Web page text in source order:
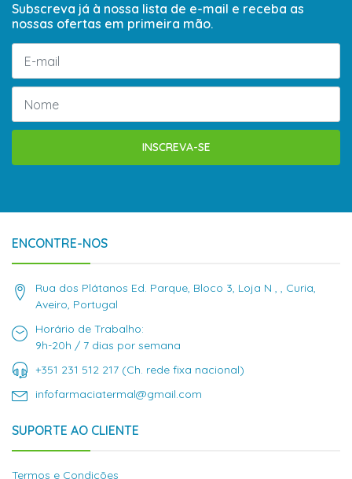
Subscreva já à nossa lista de e-mail e receba as
nossas ofertas em primeira mão.
INSCREVA-SE
ENCONTRE-NOS
Rua dos Plátanos Ed. Parque, Bloco 3, Loja N , , Curia,
Aveiro, Portugal
Horário de Trabalho:
9h-20h / 7 dias por semana
+351 231 512 217 (Ch. rede fixa nacional)
infofarmaciatermal@gmail.com
SUPORTE AO CLIENTE
Termos e Condições